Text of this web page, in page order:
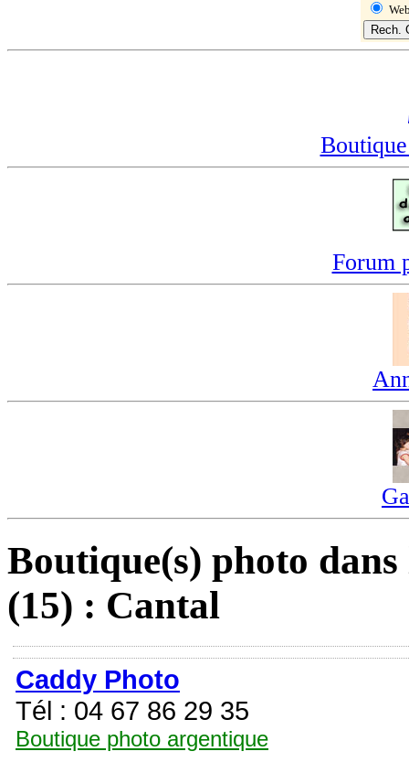
Forum
Boutique(s) photo
(15) : Cantal
Caddy Photo
Tél : 04 67 86 29 35
Boutique photo argentique